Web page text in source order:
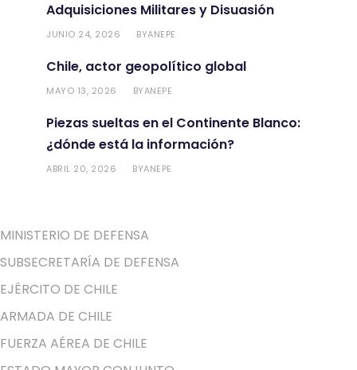
Adquisiciones Militares y Disuasión
JUNIO 24, 2026 BYANEPE
Chile, actor geopolítico global
MAYO 13, 2026 BYANEPE
Piezas sueltas en el Continente Blanco:
¿dónde está la información?
ABRIL 20, 2026 BYANEPE
MINISTERIO DE DEFENSA
SUBSECRETARÍA DE DEFENSA
EJÉRCITO DE CHILE
ARMADA DE CHILE
FUERZA AÉREA DE CHILE